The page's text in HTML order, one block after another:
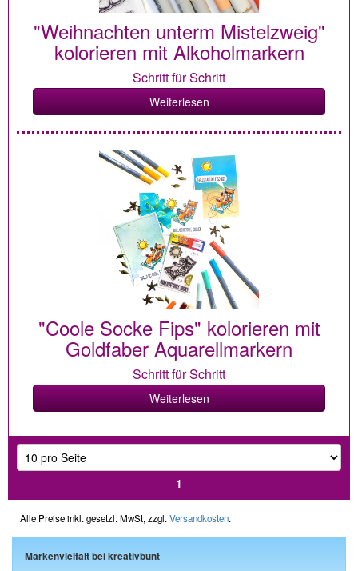
"Weihnachten unterm Mistelzweig"
kolorieren mit Alkoholmarkern
Schritt für Schritt
Weiterlesen
"Coole Socke Fips" kolorieren mit
Goldfaber Aquarellmarkern
Schritt für Schritt
Weiterlesen
1
Alle Preise inkl. gesetzl. MwSt, zzgl. Versandkosten.
Markenvielfalt bei kreativbunt